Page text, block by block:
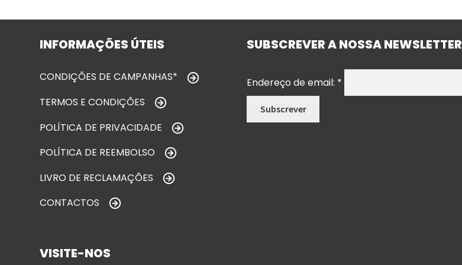
INFORMAÇÕES ÚTEIS
CONDIÇÕES DE CAMPANHAS*
TERMOS E CONDIÇÕES
POLÍTICA DE PRIVACIDADE
POLÍTICA DE REEMBOLSO
LIVRO DE RECLAMAÇÕES
CONTACTOS
SUBSCREVER A NOSSA NEWSLETTER
Endereço de email: *
VISITE-NOS